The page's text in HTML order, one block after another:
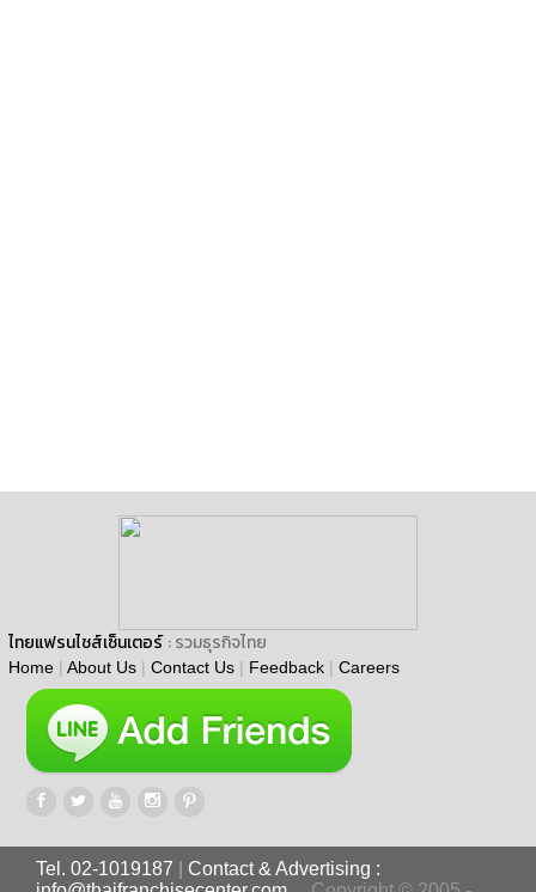
ไทยแฟรนไชส์เซ็นเตอร์ : รวมธุรกิจไทย
Home | About Us | Contact Us | Feedback | Careers
Tel. 02-1019187
Contact & Advertising :